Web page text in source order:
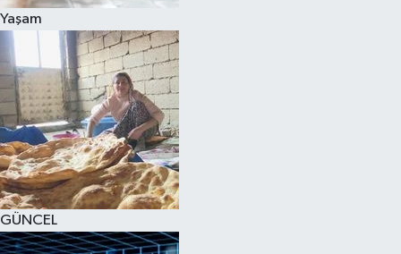
Yaşam
GÜNCEL